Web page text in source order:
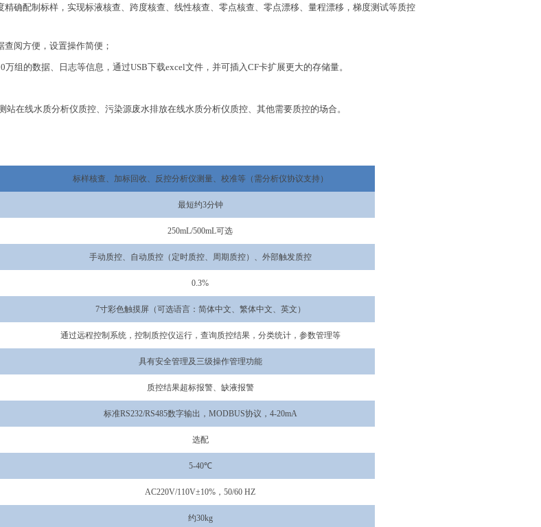
精确配制标样， 实现标液核查、跨度核查、线性核查、零点核查、零点漂移、量程漂移，梯度测试等质控
查阅方便，设置操作简便 ；
万组 的数据、日志等信息 ，通过USB下载excel文件 ， 并可插入CF卡扩展更大的存储量。
站在线水质分析仪质控、 污染源废水排放在线水质分析仪质控、 其他需要质控的场合。
标样核查、加标回收、反控分析仪测量、校准等（需分析仪协议支持）
最短约3分钟
250mL/500mL可选
手动质控、自动质控（定时质控、周期质控）、外部触发质控
0.3%
7寸彩色触摸屏（可选语言：简体中文、繁体中文、英文）
通过远程控制系统，控制质控仪运行，查询质控结果，分类统计，参数管理等
具有安全管理及三级操作管理功能
质控结果超标报警、缺液报警
标准RS232/RS485数字输出， MODBUS协议 ， 4-20mA
选配
5-40℃
AC220V/110V±10% ， 50/60 HZ
约30kg